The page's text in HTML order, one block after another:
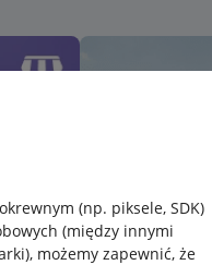
(np. piksele, SDK)
(między innymi
, możemy zapewnić, że